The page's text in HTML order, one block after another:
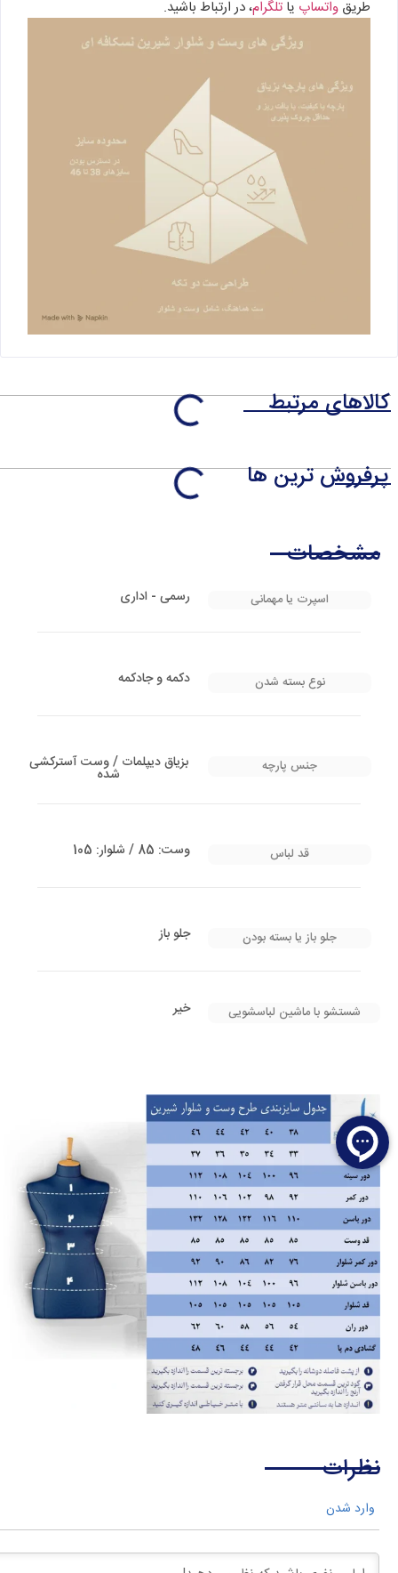
طریق واتساپ یا تلگرام، در ارتباط باشید.
کالاهای مرتبط
پرفروش ترین ها
مشخصات
اسپرت یا مهمانی رسمی - اداری
نوع بسته شدن دکمه و جادکمه
جنس پارچه بزیاق دیپلمات / وست آسترکشی
شده
قد لباس وست: 85 / شلوار: 105
جلو باز یا بسته بودن جلو باز
شستشو با ماشین لباسشویی خیر
نظرات
وارد شدن